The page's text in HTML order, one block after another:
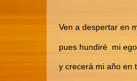
Ven a despertar en
pues hundiré mi
y crecerá mi año en